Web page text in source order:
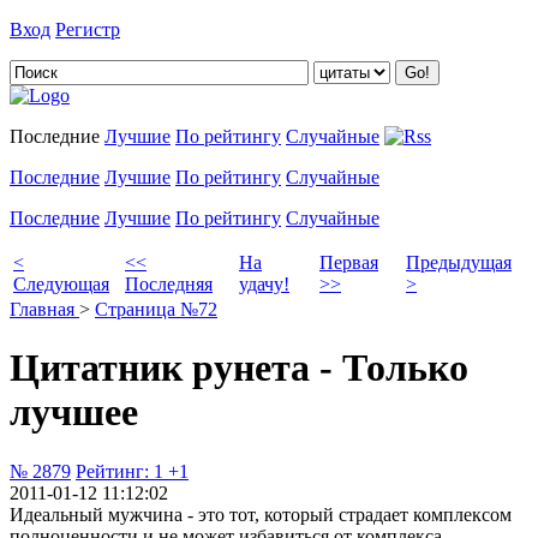
Вход Регистр
Последние Лучшие По рейтингу Случайные
Последние Лучшие По рейтингу Случайные
Последние Лучшие По рейтингу Случайные
<
Следующая
<<
Последняя
На
удачу!
Первая
>>
Предыдущая
>
Главная > Страница №72
Цитатник рунета - Только
лучшее
№ 2879 Рейтинг: 1 +1
2011-01-12 11:12:02
Идеальный мужчина - это тот, который страдает комплексом